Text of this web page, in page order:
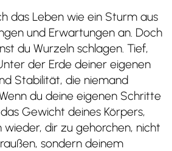
das Leben wie ein Sturm aus
und Erwartungen an. Doch
du Wurzeln schlagen. Tief,
der Erde deiner eigenen
Stabilität, die niemand
du deine eigenen Schritte
Gewicht deines Körpers,
wieder, dir zu gehorchen, nicht
sondern deinem